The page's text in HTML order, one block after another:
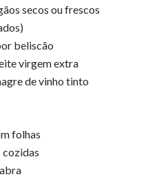
secos ou frescos
beliscão
virgem extra
de vinho tinto
folhas
cozidas